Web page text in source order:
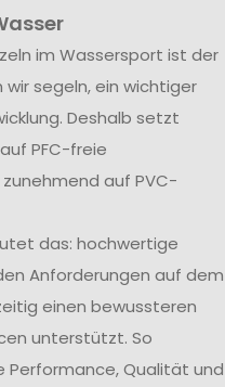
im Wassersport ist der
segeln, ein wichtiger
Deshalb setzt
PFC-freie
auf PVC-
das: hochwertige
Anforderungen auf dem
einen bewussteren
unterstützt. So
Performance, Qualität und